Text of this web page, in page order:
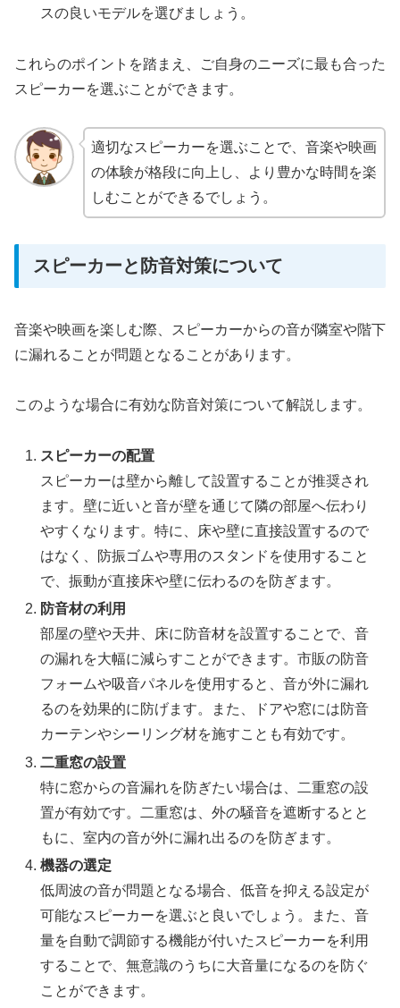
スの良いモデルを選びましょう。
これらのポイントを踏まえ、ご自身のニーズに最も合った
スピーカーを選ぶことができます。
適切なスピーカーを選ぶことで、音楽や映画
の体験が格段に向上し、より豊かな時間を楽
しむことができるでしょう。
スピーカーと防音対策について
音楽や映画を楽しむ際、スピーカーからの音が隣室や階下
に漏れることが問題となることがあります。
このような場合に有効な防音対策について解説します。
スピーカーの配置
スピーカーは壁から離して設置することが推奨され
ます。壁に近いと音が壁を通じて隣の部屋へ伝わり
やすくなります。特に、床や壁に直接設置するので
はなく、防振ゴムや専用のスタンドを使用すること
で、振動が直接床や壁に伝わるのを防ぎます。
防音材の利用
部屋の壁や天井、床に防音材を設置することで、音
の漏れを大幅に減らすことができます。市販の防音
フォームや吸音パネルを使用すると、音が外に漏れ
るのを効果的に防げます。また、ドアや窓には防音
カーテンやシーリング材を施すことも有効です。
二重窓の設置
特に窓からの音漏れを防ぎたい場合は、二重窓の設
置が有効です。二重窓は、外の騒音を遮断するとと
もに、室内の音が外に漏れ出るのを防ぎます。
機器の選定
低周波の音が問題となる場合、低音を抑える設定が
可能なスピーカーを選ぶと良いでしょう。また、音
量を自動で調節する機能が付いたスピーカーを利用
することで、無意識のうちに大音量になるのを防ぐ
ことができます。